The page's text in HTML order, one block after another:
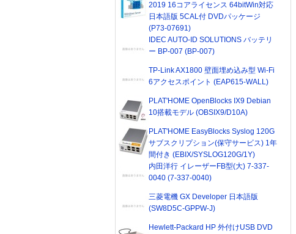
2019 16コアライセンス 64bitWin対応
日本語版 5CAL付 DVDパッケージ
(P73-07691)
IDEC AUTO-ID SOLUTIONS バッテリ
ー BP-007 (BP-007)
TP-Link AX1800 壁面埋め込み型 Wi-Fi
6アクセスポイント (EAP615-WALL)
PLAT'HOME OpenBlocks IX9 Debian
10搭載モデル (OBSIX9/D10A)
PLAT'HOME EasyBlocks Syslog 120G
サブスクリプション(保守サービス) 1年
間付き (EBIX/SYSLOG120G/1Y)
内田洋行 イレーザーFB型(大) 7-337-
0040 (7-337-0040)
三菱電機 GX Developer 日本語版
(SW8D5C-GPPW-J)
Hewlett-Packard HP 外付けUSB DVD